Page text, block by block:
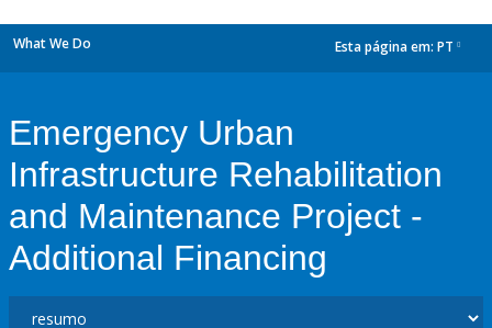
What We Do Esta página em: PT
Emergency Urban
Infrastructure Rehabilitation
and Maintenance Project -
Additional Financing